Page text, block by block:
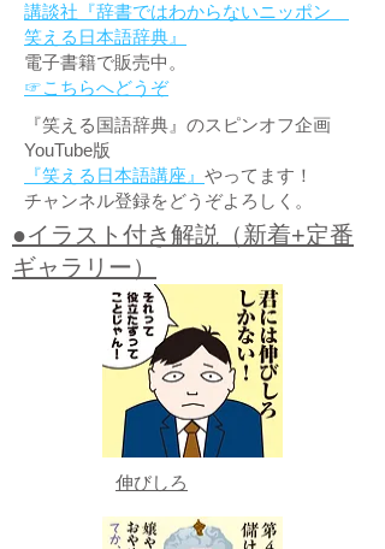
講談社『辞書ではわからないニッポン
笑える日本語辞典』
電子書籍で販売中。
☞こちらへどうぞ
『笑える国語辞典』のスピンオフ企画
YouTube版
『笑える日本語講座』 やってます！
チャンネル登録をどうぞよろしく。
●イラスト付き解説（新着+定番
ギャラリー）
伸びしろ